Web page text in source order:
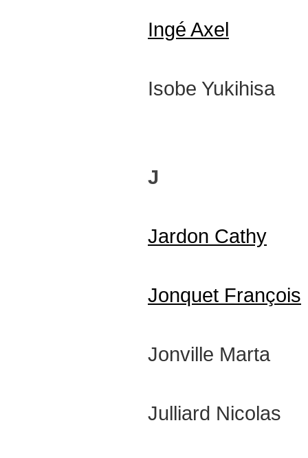
Ingé Axel
Isobe Yukihisa
J
Jardon Cathy
Jonquet François
Jonville Marta
Julliard Nicolas